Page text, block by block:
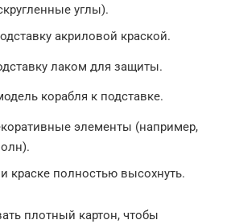
углы).
акриловой краской.
лаком для защиты.
корабля к подставке.
элементы (например,
краске полностью высохнуть.
плотный картон, чтобы